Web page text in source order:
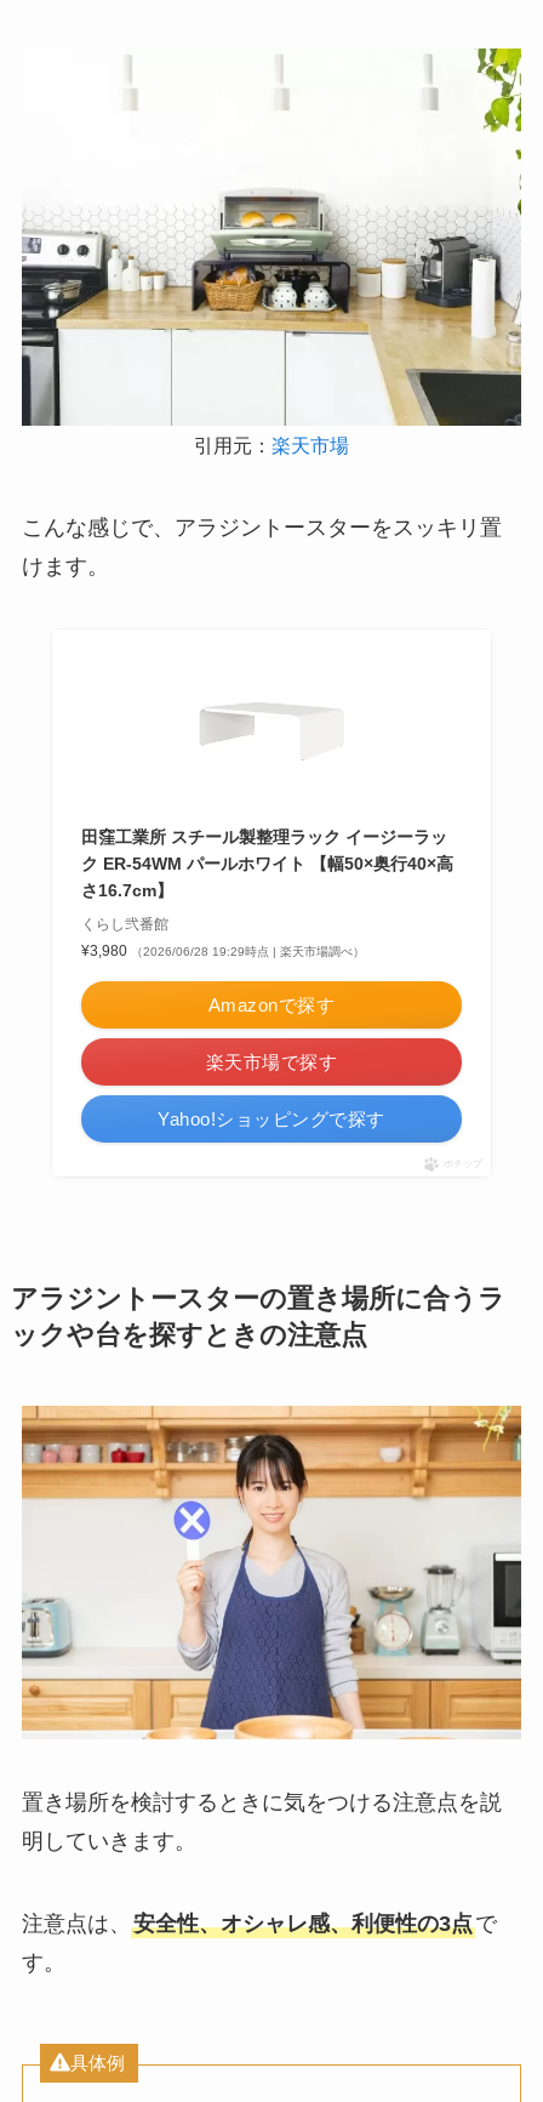
引用元： 楽天市場
こんな感じで、アラジントースターをスッキリ置
けます。
田窪工業所 スチール製整理ラック イージーラッ
ク ER-54WM パールホワイト 【幅50×奥行40×高
さ16.7cm】
くらし弐番館
¥3,980
（2026/06/28 19:29時点 | 楽天市場調べ）
Amazonで探す
楽天市場で探す
Yahoo!ショッピングで探す
ポチップ
アラジントースターの置き場所に合うラ
ックや台を探すときの注意点
置き場所を検討するときに気をつける注意点を説
明していきます。
注意点は、 安全性、オシャレ感、利便性の3点で
す。
具体例